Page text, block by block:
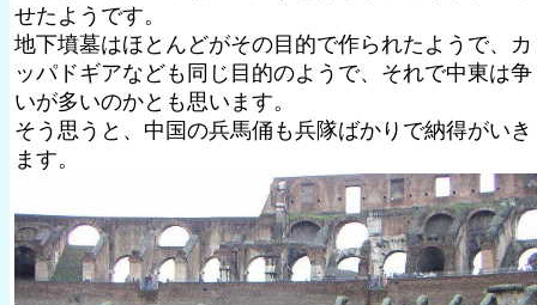
せたようです。
地下墳墓はほとんどがその目的で作られたようで、カ
ッパドギアなども同じ目的のようで、それで中東は争
いが多いのかとも思います。
そう思うと、中国の兵馬俑も兵隊ばかりで納得がいき
ます。